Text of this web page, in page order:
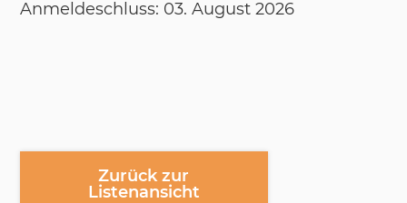
An­mel­de­schluss: 03. Au­gust 2026
Zurück zur
Listenansicht